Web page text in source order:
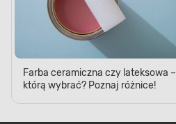
Farba ceramiczna czy lateksowa –
którą wybrać? Poznaj różnice!